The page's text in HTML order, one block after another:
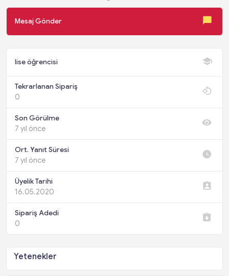
Mesaj Gönder
lise öğrencisi
Tekrarlanan Sipariş
0
Son Görülme
7 yıl önce
Ort. Yanıt Süresi
7 yıl önce
Üyelik Tarihi
16.05.2020
Sipariş Adedi
0
Yetenekler